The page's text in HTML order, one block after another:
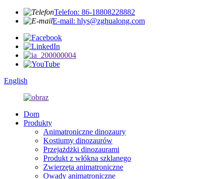
Telefon: 86-18808228882
E-mail: hlys@zghualong.com
English
Dom
Produkty
Animatroniczne dinozaury
Kostiumy dinozaurów
Przejażdżki dinozaurami
Produkt z włókna szklanego
Zwierzęta animatroniczne
Owady animatroniczne